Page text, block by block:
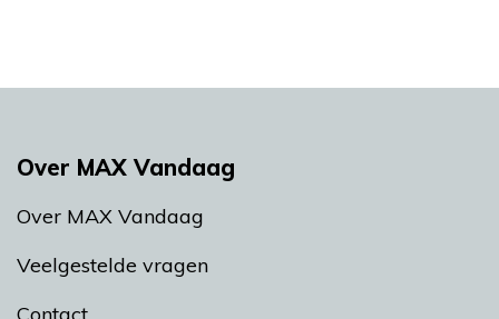
Over MAX Vandaag
Over MAX Vandaag
Veelgestelde vragen